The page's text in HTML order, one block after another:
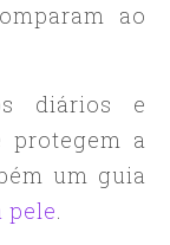
ao
diários e
protegem a
um guia
pele.